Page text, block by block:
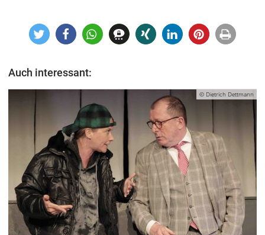
Auch interessant:
© Dietrich Dettmann